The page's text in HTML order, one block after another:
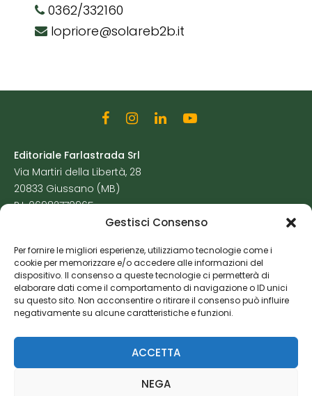
Gestisci Consenso
Per fornire le migliori esperienze, utilizziamo tecnologie come i
cookie per memorizzare e/o accedere alle informazioni del
dispositivo. Il consenso a queste tecnologie ci permetterà di
elaborare dati come il comportamento di navigazione o ID unici
su questo sito. Non acconsentire o ritirare il consenso può influire
negativamente su alcune caratteristiche e funzioni.
ACCETTA
NEGA
0362/332160
lopriore@solareb2b.it
Editoriale Farlastrada Srl
Via Martiri della Libertà, 28
20833 Giussano (MB)
P.I. 06982770965
Cookie Policy
Risorse Aggiuntive